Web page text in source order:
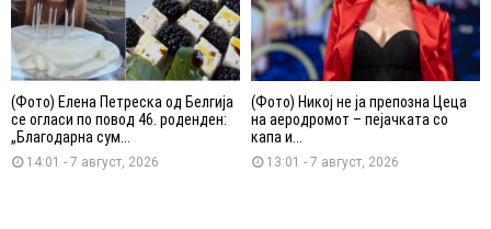
(Фото) Елена Петреска од Белгија
се огласи по повод 46. роденден:
„Благодарна сум...
14:01 - 7 август, 2026
(Фото) Никој не ја препозна Цеца
на аеродромот – пејачката со
капа и...
13:01 - 7 август, 2026